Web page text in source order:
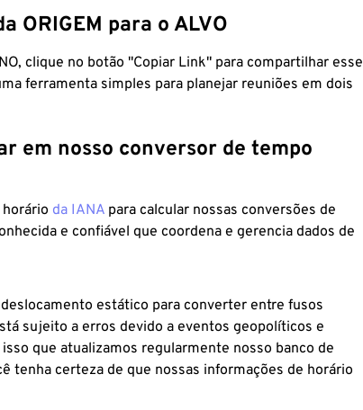
ORIGEM para o ALVO
clique no botão "Copiar Link" para compartilhar esse
ferramenta simples para planejar reuniões em dois
em nosso conversor de tempo
da IANA para calcular nossas conversões de
e confiável que coordena e gerencia dados de
estático para converter entre fusos
sujeito a erros devido a eventos geopolíticos e
que atualizamos regularmente nosso banco de
tenha certeza de que nossas informações de horário